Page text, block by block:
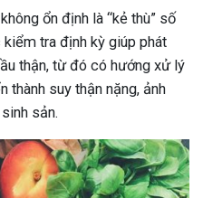
ổn định là “kẻ thù” số
tra định kỳ giúp phát
thận, từ đó có hướng xử lý
thành suy thận nặng, ảnh
sản.